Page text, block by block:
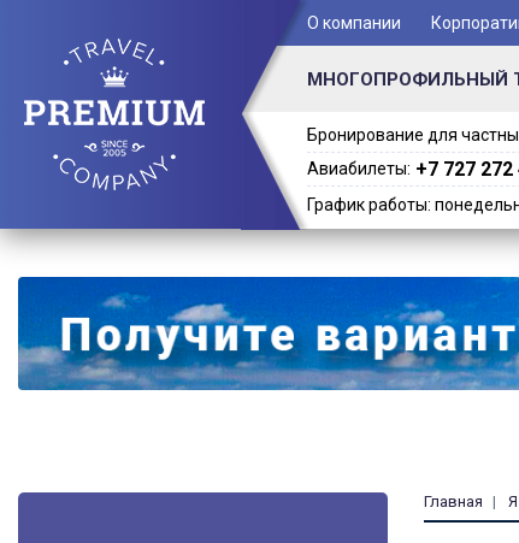
О компании
МНОГОПРОФИЛЬНЫЙ
Бронирование для
Авиабилеты: +7 727 272
График работы:
Главная